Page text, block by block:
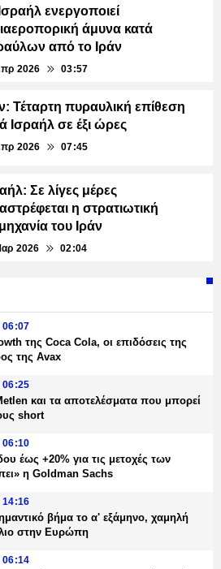
ενεργοποιεί
άμυνα κατά
από το Ιράν
2026 03:57
Τέταρτη πυραυλική επίθεση
Ισραήλ σε έξι ώρες
2026 07:45
Σε λίγες μέρες
η στρατιωτική
του Ιράν
2026 02:04
06:07
της Coca Cola, οι επιδόσεις της
της Avax
06:25
και τα αποτελέσματα που μπορεί
short
06:10
έως +20% για τις μετοχές των
η Goldman Sachs
14:16
βήμα το α' εξάμηνο, χαμηλή
στην Ευρώπη
06:14